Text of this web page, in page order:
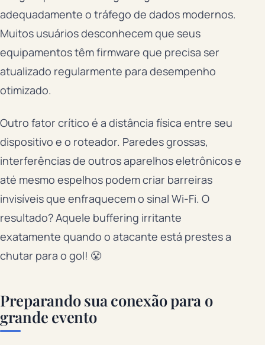
adequadamente o tráfego de dados modernos.
Muitos usuários desconhecem que seus
equipamentos têm firmware que precisa ser
atualizado regularmente para desempenho
otimizado.
Outro fator crítico é a distância física entre seu
dispositivo e o roteador. Paredes grossas,
interferências de outros aparelhos eletrônicos e
até mesmo espelhos podem criar barreiras
invisíveis que enfraquecem o sinal Wi-Fi. O
resultado? Aquele buffering irritante
exatamente quando o atacante está prestes a
chutar para o gol! 😤
Preparando sua conexão para o
grande evento